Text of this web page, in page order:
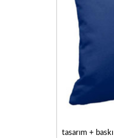
tasarım + baskı